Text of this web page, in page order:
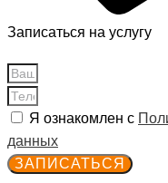
Записаться на услугу
Я ознакомлен с
данных
ЗАПИСАТЬСЯ